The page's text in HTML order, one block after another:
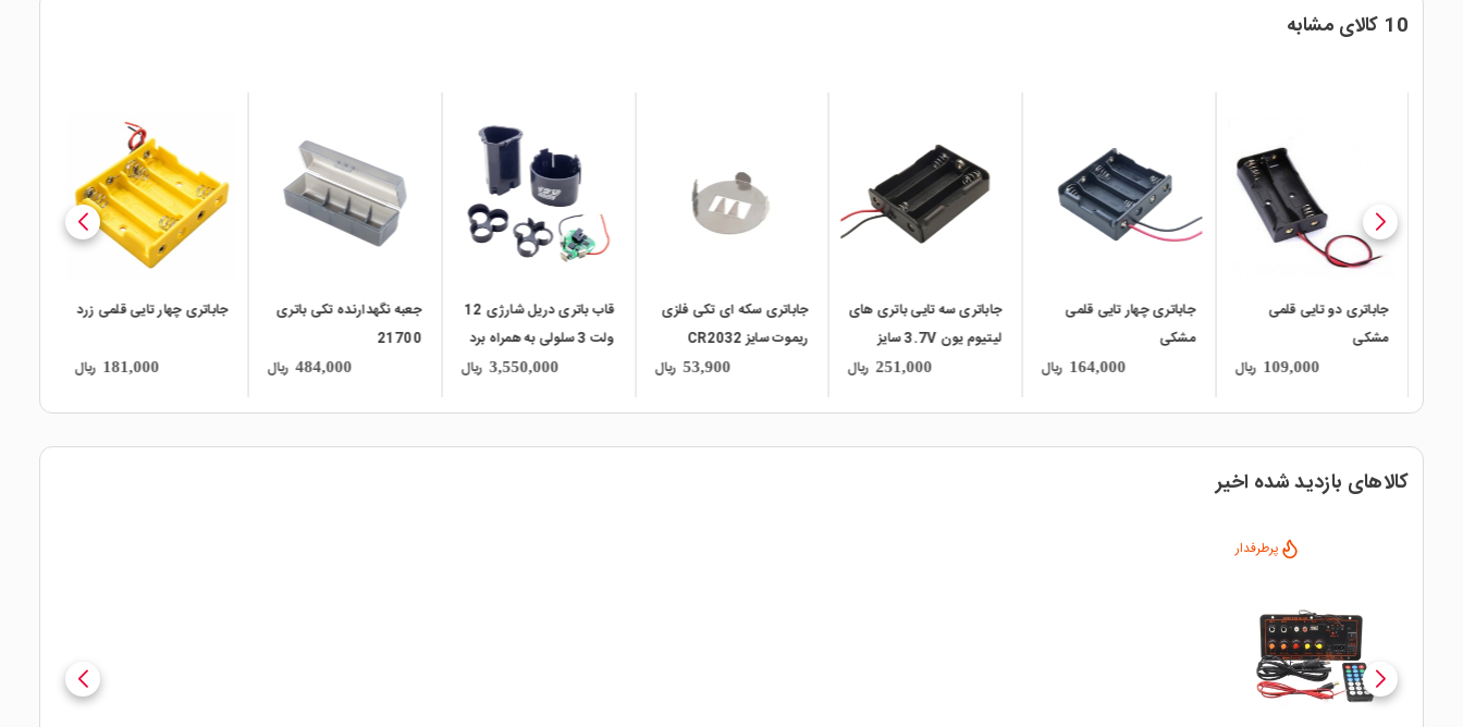
10 کالای مشابه
جاباتری دو تایی قلمی
مشکی
109,000 ریال
جاباتری چهار تایی قلمی
مشکی
164,000 ریال
جاباتری سه تایی باتری های
لیتیوم یون 3.7V سایز
251,000 ریال
جاباتری سکه ای تکی فلزی
ریموت سایز CR2032
53,900 ریال
قاب باتری دریل شارژی 12
ولت 3 سلولی به همراه برد
BMS 30A مدل B-Type3,550,000 ریال
جعبه نگهدارنده تکی باتری
21700
484,000 ریال
جاباتری چهار تایی قلمی زرد
181,000 ریال
کالاهای بازدید شده اخیر
پرطرفدار